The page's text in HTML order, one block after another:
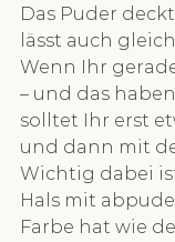
Das Puder
lässt auch
Wenn Ihr
– und das
solltet Ihr erst
und dann mit
Wichtig dabei
Hals mit
Farbe hat wie